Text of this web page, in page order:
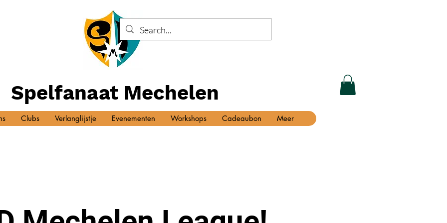
Spelfanaat Mechelen
Clubs Verlanglijstje Evenementen Workshops Cadeaubon Meer